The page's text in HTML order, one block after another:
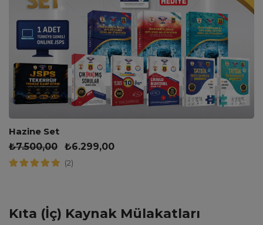
Hazine Set
₺7.500,00 ₺6.299,00
(2)
Kıta (İç) Kaynak Mülakatları